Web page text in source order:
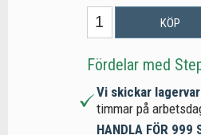
KÖP
Fördelar med
Vi skickar
timmar på
HANDLA FÖR 999